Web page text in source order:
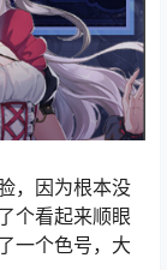
，因为根本没
个看起来顺眼
一个色号，大